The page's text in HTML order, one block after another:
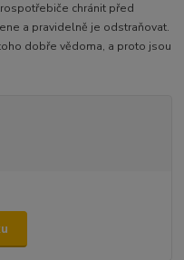
chránit před
a pravidelně je odstraňovat.
dobře vědoma, a proto jsou